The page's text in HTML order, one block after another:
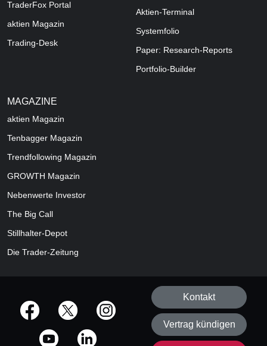
TraderFox Portal
aktien Magazin
Trading-Desk
Aktien-Terminal
Systemfolio
Paper: Research-Reports
Portfolio-Builder
MAGAZINE
aktien Magazin
Tenbagger Magazin
Trendfollowing Magazin
GROWTH Magazin
Nebenwerte Investor
The Big Call
Stillhalter-Depot
Die Trader-Zeitung
offizielle Social Media-Accounts
Kontakt
Vertrag kündigen